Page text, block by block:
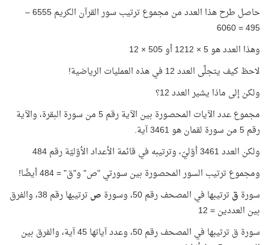
حاصل طرح هذا العدد من مجموع ترتيب سور القرآن الكريم 6555 –
495 = 6060
وهذا العدد هو 5 × 1212 أو 505 × 12
لاحظ كيف يتجلَّى العدد 12 في هذه العمليات الرياضية!
ولكن إلى ماذا يشير العدد 12؟
مجموع عدد الآيات المحصورة بين الآية رقم 5 من سورة البقرة، والآية
رقم 5 من سورة لقمان هو 3461 آية.
ولكن العدد 3461 أوّليّ، وترتيبه في قائمة الأعداد الأوّليّة رقم 484
ومجموع ترتيب السور المحصورة بين سورتي "ص" و"ق" = 484 أيضًا!
سورة قترتيبها في المصحف رقم 50، وسورة ص
ترتيبها رقم 38، والفرق
بين العددين = 12
سورة ق ترتيبها في المصحف رقم 50، وعدد آياتها 45 آية، والفرق بين